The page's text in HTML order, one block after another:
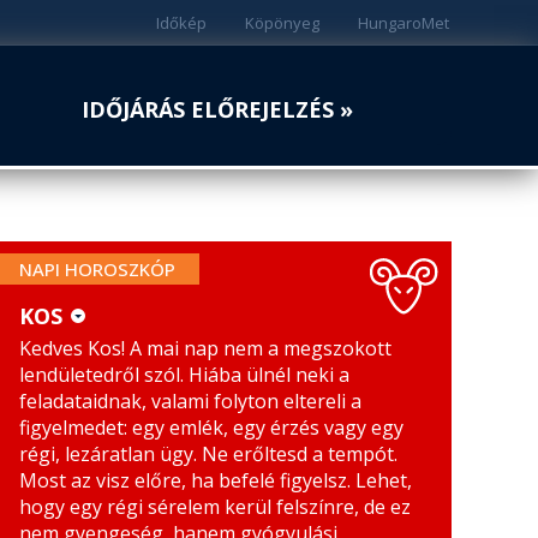
HungaroMet
Köpönyeg
Időkép
IDŐJÁRÁS ELŐREJELZÉS »
NAPI HOROSZKÓP
KOS
BIKA
IKREK
RÁK
MÉRLEG
SKORPIÓ
NYILAS
BAK
KOS
Kedves Kos! A mai nap nem a megszokott
lendületedről szól. Hiába ülnél neki a
feladataidnak, valami folyton eltereli a
figyelmedet: egy emlék, egy érzés vagy egy
régi, lezáratlan ügy. Ne erőltesd a tempót.
Most az visz előre, ha befelé figyelsz. Lehet,
hogy egy régi sérelem kerül felszínre, de ez